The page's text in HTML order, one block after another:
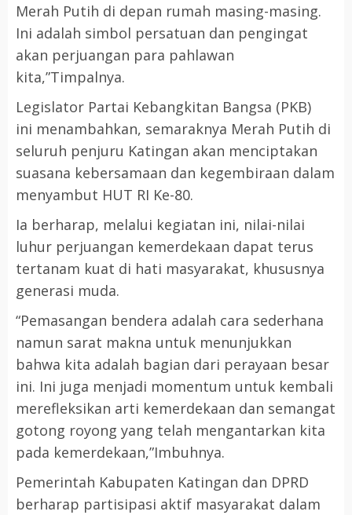
Merah Putih di depan rumah masing-masing.
Ini adalah simbol persatuan dan pengingat
akan perjuangan para pahlawan
kita,”Timpalnya.
Legislator Partai Kebangkitan Bangsa (PKB)
ini menambahkan, semaraknya Merah Putih di
seluruh penjuru Katingan akan menciptakan
suasana kebersamaan dan kegembiraan dalam
menyambut HUT RI Ke-80.
Ia berharap, melalui kegiatan ini, nilai-nilai
luhur perjuangan kemerdekaan dapat terus
tertanam kuat di hati masyarakat, khususnya
generasi muda.
“Pemasangan bendera adalah cara sederhana
namun sarat makna untuk menunjukkan
bahwa kita adalah bagian dari perayaan besar
ini. Ini juga menjadi momentum untuk kembali
merefleksikan arti kemerdekaan dan semangat
gotong royong yang telah mengantarkan kita
pada kemerdekaan,”Imbuhnya.
Pemerintah Kabupaten Katingan dan DPRD
berharap partisipasi aktif masyarakat dalam